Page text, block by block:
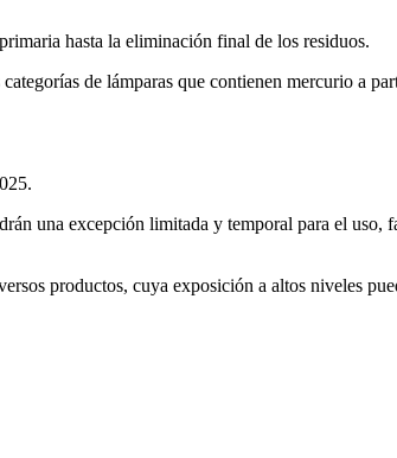
hasta la eliminación final de los residuos.
de lámparas que contienen mercurio a
una excepción limitada y temporal para el uso,
productos, cuya exposición a altos niveles